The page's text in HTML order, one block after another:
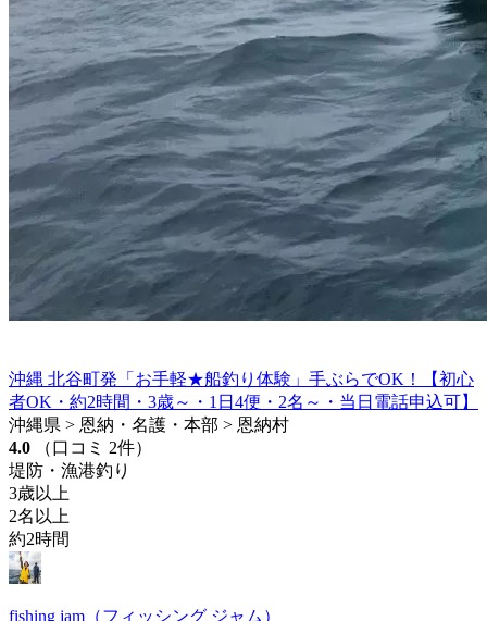
沖縄 北谷町発「お手軽★船釣り体験」手ぶらでOK！【初心
者OK・約2時間・3歳～・1日4便・2名～・当日電話申込可】
沖縄県 > 恩納・名護・本部 > 恩納村
4.0
（口コミ 2件）
堤防・漁港釣り
3歳以上
2名以上
約2時間
fishing jam（フィッシング ジャム）